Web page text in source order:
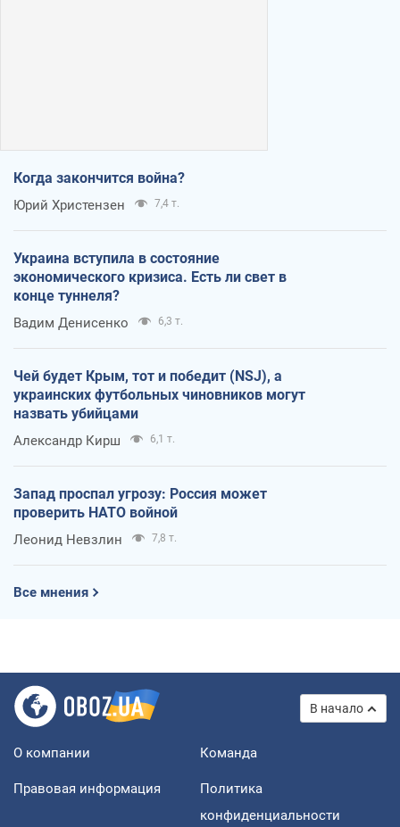
Когда закончится война?
Юрий Христензен 7,4 т.
Украина вступила в состояние
экономического кризиса. Есть ли свет в
конце туннеля?
Вадим Денисенко 6,3 т.
Чей будет Крым, тот и победит (NSJ), а
украинских футбольных чиновников могут
назвать убийцами
Александр Кирш 6,1 т.
Запад проспал угрозу: Россия может
проверить НАТО войной
Леонид Невзлин 7,8 т.
Все мнения
В начало
О компании Команда
Правовая информация
Политика
конфиденциальности